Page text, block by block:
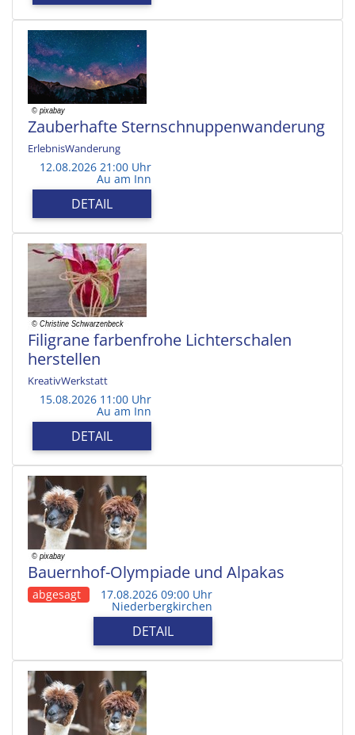
Zauberhafte Sternschnuppenwanderung
ErlebnisWanderung
12.08.2026 21:00 Uhr
Au am Inn
DETAIL
Filigrane farbenfrohe Lichterschalen
herstellen
KreativWerkstatt
15.08.2026 11:00 Uhr
Au am Inn
DETAIL
Bauernhof-Olympiade und Alpakas
abgesagt 17.08.2026 09:00 Uhr
Niederbergkirchen
DETAIL